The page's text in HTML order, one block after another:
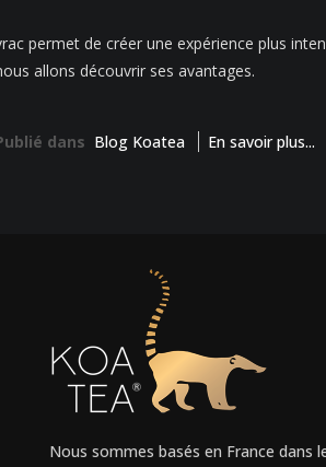
permet de créer une expérience plus
allons découvrir ses avantages.
dans Blog Koatea En savoir plus...
Nous sommes basés en France dans